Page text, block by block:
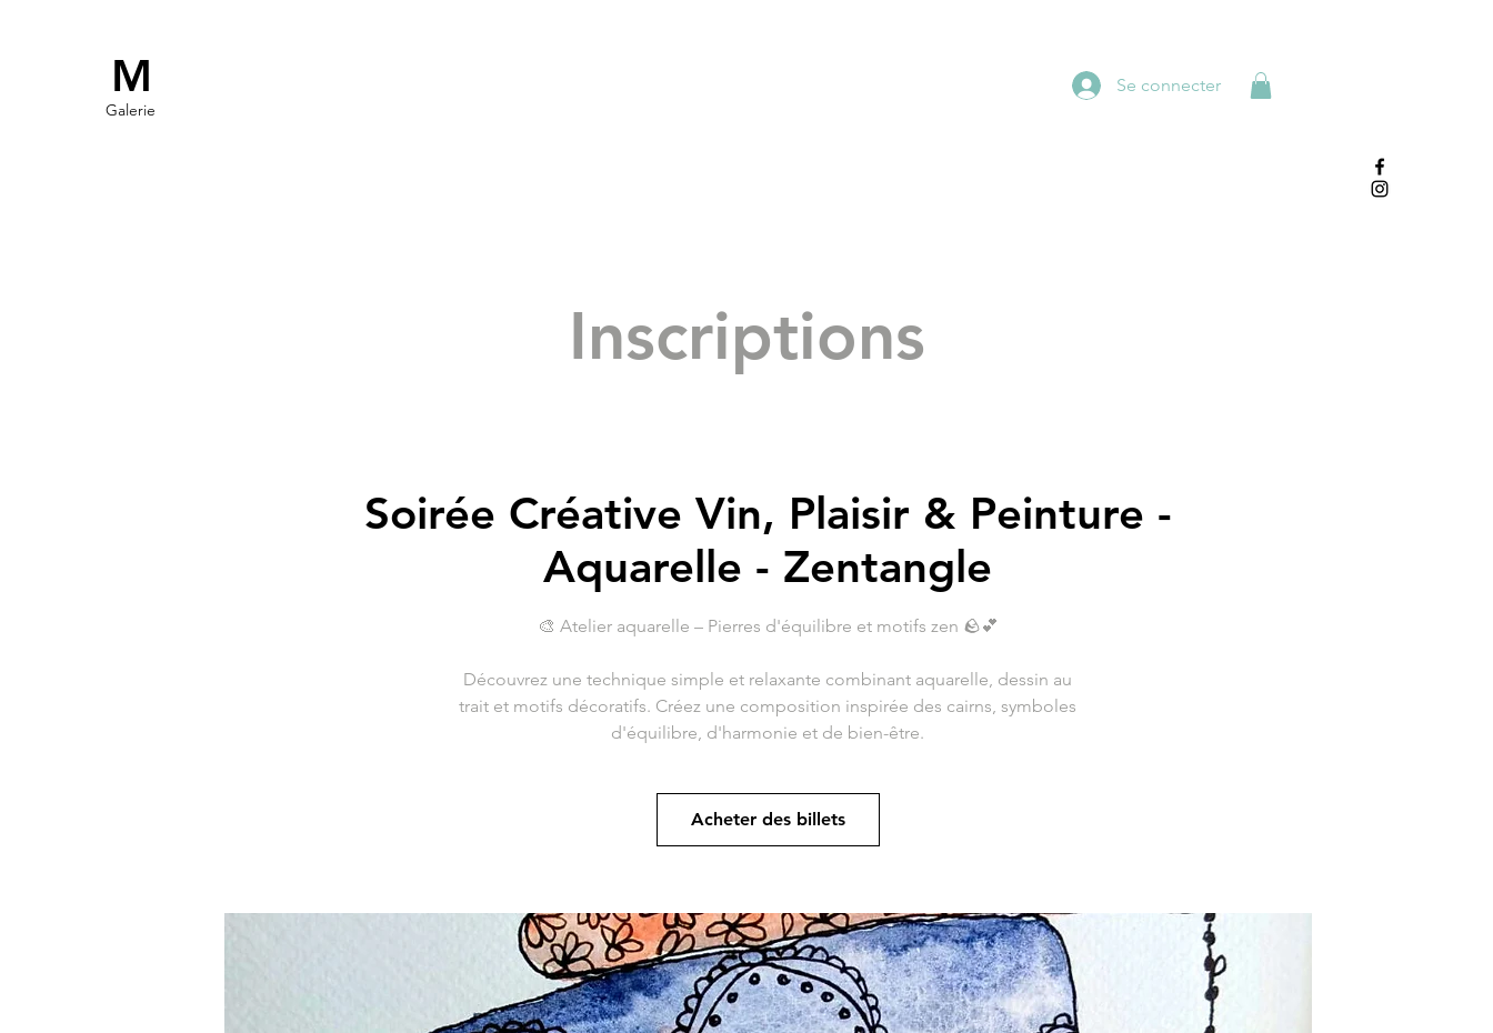
M
Galerie
Se connecter
Inscriptions
Soirée Créative Vin, Plaisir & Peinture -
Aquarelle - Zentangle
🎨 Atelier aquarelle – Pierres d'équilibre et motifs zen 🪨💕
Découvrez une technique simple et relaxante combinant aquarelle, dessin au
trait et motifs décoratifs. Créez une composition inspirée des cairns, symboles
Acheter des billets